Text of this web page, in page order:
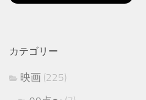
カテゴリー
映画 (225)